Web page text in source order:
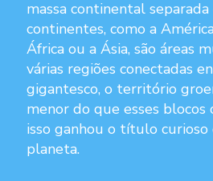
massa continental
continentes, como a
África ou a Ásia, são áreas
várias regiões conectadas
gigantesco, o território
menor do que esses blocos
isso ganhou o título
planeta.